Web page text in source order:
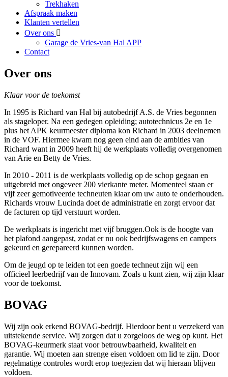
Trekhaken
Afspraak maken
Klanten vertellen
Over ons
Garage de Vries-van Hal APP
Contact
Over ons
Klaar voor de toekomst
In 1995 is Richard van Hal bij autobedrijf A.S. de Vries begonnen
als stageloper. Na een gedegen opleiding; autotechnicus 2e en 1e
plus het APK keurmeester diploma kon Richard in 2003 deelnemen
in de VOF. Hiermee kwam nog geen eind aan de ambities van
Richard want in 2009 heeft hij de werkplaats volledig overgenomen
van Arie en Betty de Vries.
In 2010 - 2011 is de werkplaats volledig op de schop gegaan en
uitgebreid met ongeveer 200 vierkante meter. Momenteel staan er
vijf zeer gemotiveerde techneuten klaar om uw auto te onderhouden.
Richards vrouw Lucinda doet de administratie en zorgt ervoor dat
de facturen op tijd verstuurt worden.
De werkplaats is ingericht met vijf bruggen.Ook is de hoogte van
het plafond aangepast, zodat er nu ook bedrijfswagens en campers
gekeurd en gerepareerd kunnen worden.
Om de jeugd op te leiden tot een goede techneut zijn wij een
officieel leerbedrijf van de Innovam. Zoals u kunt zien, wij zijn klaar
voor de toekomst.
BOVAG
Wij zijn ook erkend BOVAG-bedrijf. Hierdoor bent u verzekerd van
uitstekende service. Wij zorgen dat u zorgeloos de weg op kunt. Het
BOVAG-keurmerk staat voor betrouwbaarheid, kwaliteit en
garantie. Wij moeten aan strenge eisen voldoen om lid te zijn. Door
regelmatige controles wordt erop toegezien dat wij hieraan blijven
voldoen.